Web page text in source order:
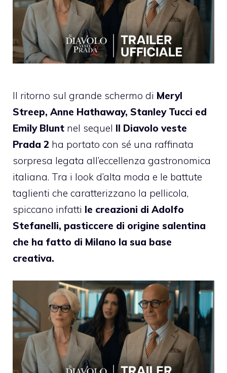
Il ritorno sul grande schermo di Meryl
Streep, Anne Hathaway, Stanley Tucci ed
Emily Blunt nel sequel Il Diavolo veste
Prada 2 ha portato con sé una raffinata
sorpresa legata all’eccellenza gastronomica
italiana. Tra i look d’alta moda e le battute
taglienti che caratterizzano la pellicola,
spiccano infatti le creazioni di Adolfo
Stefanelli, pasticcere di origine salentina
che ha fatto di Milano la sua base
creativa.